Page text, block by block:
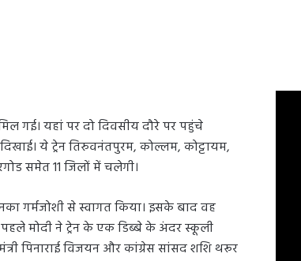
गई। यहां पर दो दिवसीय दौरे पर पहुंचे
ये ट्रेन तिरुवनंतपुरम, कोल्लम, कोट्टायम,
समेत 11 जिलों में चलेगी।
गर्मजोशी से स्वागत किया। इसके बाद वह
मोदी ने ट्रेन के एक डिब्बे के अंदर स्कूली
पिनाराई विजयन और कांग्रेस सांसद शशि थरूर